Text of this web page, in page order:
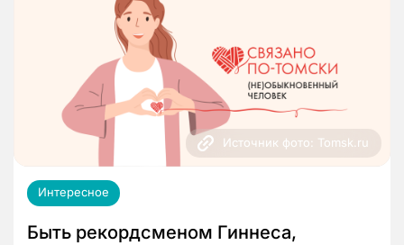
Источник фото: Tomsk.ru
Интересное
Быть рекордсменом Гиннеса,